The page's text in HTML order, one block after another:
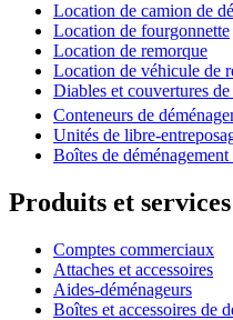
Location de camion de
Location de fourgonnette
Location de remorque
Location de véhicule de
Diables et couvertures
Conteneurs de
Unités de libre-
Boîtes de
Produits et services
Comptes commerciaux
Attaches et accessoires
Aides-déménageurs
Boîtes et accessoires de